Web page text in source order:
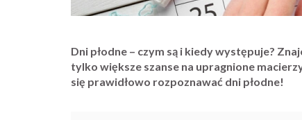
Dni płodne – czym są i kiedy występuje?
tylko większe szanse na upragnione
się prawidłowo rozpoznawać dni płodne!